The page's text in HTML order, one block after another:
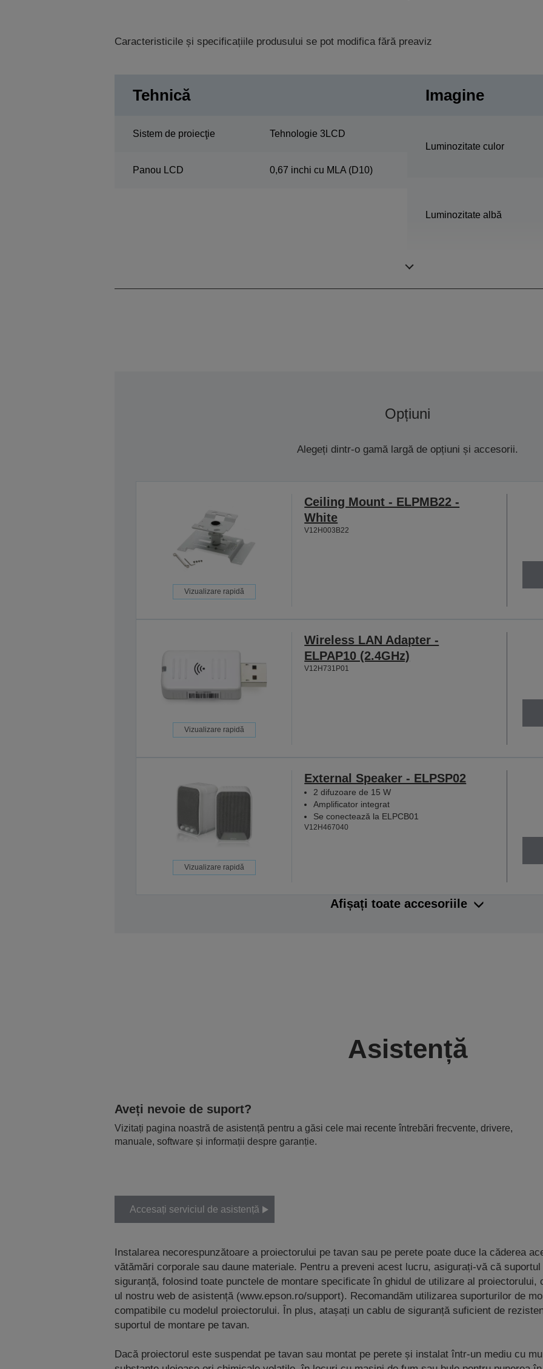
Caracteristicile și specificațiile produsului se pot modifica fără preaviz
Tehnică
Sistem de proiecţie Tehnologie 3LCD
Panou LCD 0,67 inchi cu MLA (D10)
Imagine
Luminozitate culor
Luminozitate albă
Opțiuni
Alegeți dintr-o gamă largă de opțiuni și accesorii.
Vizualizare rapidă
Ceiling Mount - ELPMB22 -
White
V12H003B22
Vizualizare rapidă
Wireless LAN Adapter -
ELPAP10 (2.4GHz)
V12H731P01
Vizualizare rapidă
External Speaker - ELPSP02
2 difuzoare de 15 W
Amplificator integrat
Se conectează la ELPCB01
V12H467040
Afișați toate accesoriile
Asistență
Aveți nevoie de suport?
Vizitați pagina noastră de asistență pentru a găsi cele mai recente întrebări frecvente, drivere,
manuale, software și informații despre garanție.
Accesați serviciul de asistență
Instalarea necorespunzătoare a proiectorului pe tavan sau pe perete poate duce la căderea
vătămări corporale sau daune materiale. Pentru a preveni acest lucru, asigurați-vă că
siguranță, folosind toate punctele de montare specificate în ghidul de utilizare al
ul nostru web de asistență (www.epson.ro/support). Recomandăm utilizarea suporturilor de
compatibile cu modelul proiectorului. În plus, atașați un cablu de siguranță suficient de
suportul de montare pe tavan.
Dacă proiectorul este suspendat pe tavan sau montat pe perete și instalat într-un mediu cu